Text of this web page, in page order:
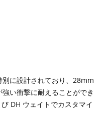
に設計されており、28mm
い衝撃に耐えることができ
DH ウェイトでカスタマイ